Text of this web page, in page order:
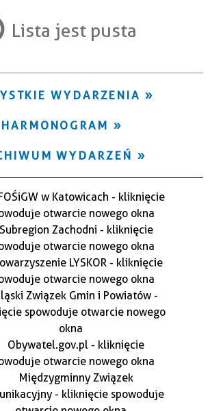
Lista jest pusta
WYDARZENIA
HARMONOGRAM
WYDARZEŃ